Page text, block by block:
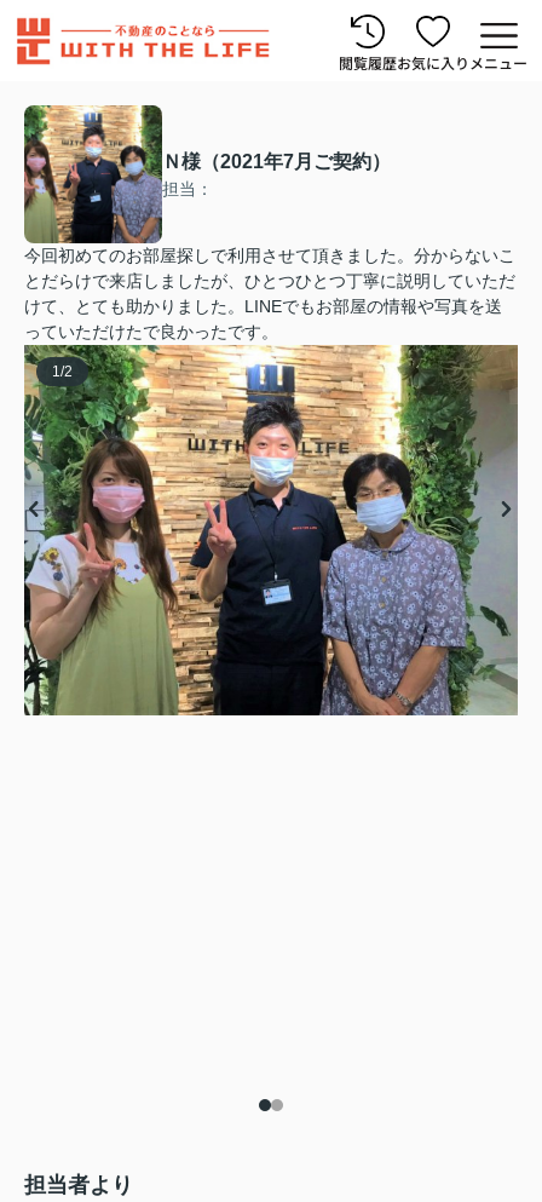
閲覧履歴お気に入り メニュー
Ｎ様（2021年7月ご契約）
担当：
今回初めてのお部屋探しで利用させて頂きました。分からないこ
とだらけで来店しましたが、ひとつひとつ丁寧に説明していただ
けて、とても助かりました。LINEでもお部屋の情報や写真を送
っていただけたで良かったです。
1/2
担当者より